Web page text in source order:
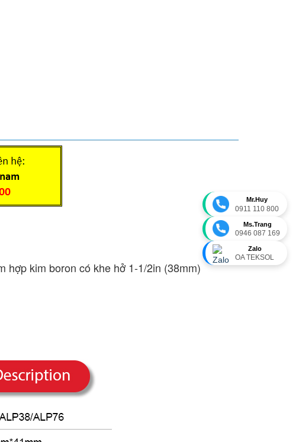
Mr.Huy
0911 110 800
Ms.Trang
0946 087 169
Zalo
OA TEKSOL
hợp kim boron có khe hở 1-1/2in (38mm)